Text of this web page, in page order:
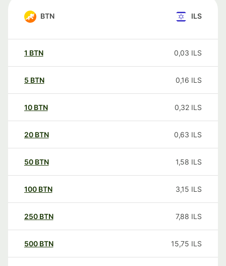
BTN ILS
1 BTN 0,03 ILS
5 BTN 0,16 ILS
10 BTN 0,32 ILS
20 BTN 0,63 ILS
50 BTN 1,58 ILS
100 BTN 3,15 ILS
250 BTN 7,88 ILS
500 BTN 15,75 ILS